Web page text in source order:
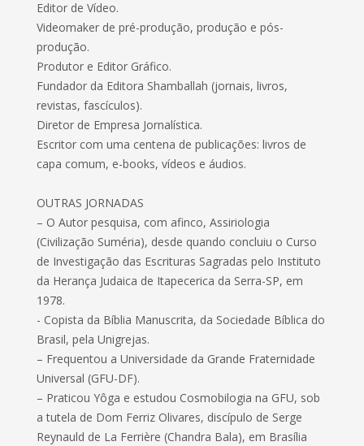
Editor de Vídeo.
Videomaker de pré-produção, produção e pós-
produção.
Produtor e Editor Gráfico.
Fundador da Editora Shamballah (jornais, livros,
revistas, fascículos).
Diretor de Empresa Jornalística.
Escritor com uma centena de publicações: livros de
capa comum, e-books, vídeos e áudios.
OUTRAS JORNADAS
– O Autor pesquisa, com afinco, Assiriologia
(Civilização Suméria), desde quando concluiu o Curso
de Investigação das Escrituras Sagradas pelo Instituto
da Herança Judaica de Itapecerica da Serra-SP, em
1978.
- Copista da Bíblia Manuscrita, da Sociedade Bíblica do
Brasil, pela Unigrejas.
– Frequentou a Universidade da Grande Fraternidade
Universal (GFU-DF).
– Praticou Yôga e estudou Cosmobilogia na GFU, sob
a tutela de Dom Ferriz Olivares, discípulo de Serge
Reynauld de La Ferrière (Chandra Bala), em Brasília